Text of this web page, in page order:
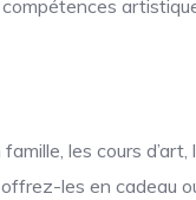
les cours
les en cadeau